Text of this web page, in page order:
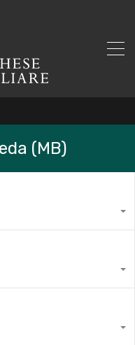
(MB)